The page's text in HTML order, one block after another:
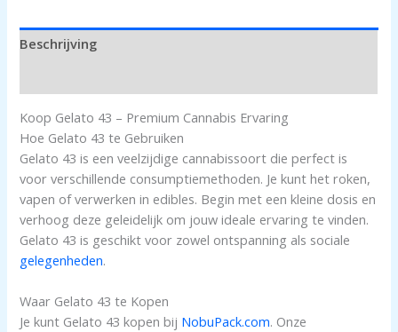
Beschrijving
Koop Gelato 43 – Premium Cannabis Ervaring
Hoe Gelato 43 te Gebruiken
Gelato 43 is een veelzijdige cannabissoort die perfect is
voor verschillende consumptiemethoden. Je kunt het roken,
vapen of verwerken in edibles. Begin met een kleine dosis en
verhoog deze geleidelijk om jouw ideale ervaring te vinden.
Gelato 43 is geschikt voor zowel ontspanning als sociale
gelegenheden.
Waar Gelato 43 te Kopen
Je kunt Gelato 43 kopen bij NobuPack.com. Onze